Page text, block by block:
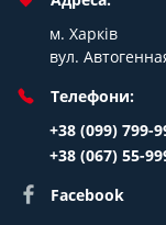
м. Харків
вул.
Телефони:
+38 (099) 799-
+38 (067) 55-
Facebook